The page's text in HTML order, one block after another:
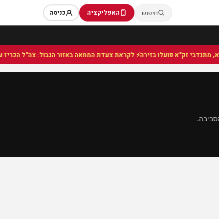
חיפוש האפליקציה כניסה
⚡ לקראת צעדת המחאה באזור הגבול: צה"ל הכריז